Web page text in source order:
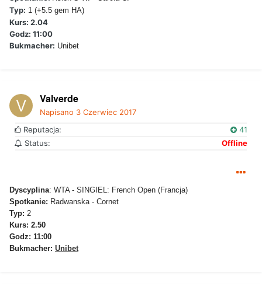
Typ: 1 (+5.5 gem HA)
Kurs: 2.04
Godz: 11:00
Bukmacher: Unibet
Valverde
Napisano 3 Czerwiec 2017
Reputacja:
41
Status:
Offline
Dyscyplina: WTA - SINGIEL: French Open (Francja)
Spotkanie: Radwanska - Cornet
Typ: 2
Kurs: 2.50
Godz: 11:00
Bukmacher: Unibet